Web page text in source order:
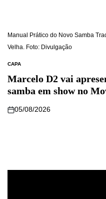
Manual Prático do Novo Samba
Velha. Foto: Divulgação
CAPA
Marcelo D2 vai
samba em show no
05/08/2026